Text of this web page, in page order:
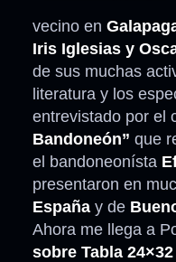
vecino en
Iris Iglesias y
de sus muchas
literatura y los
entrevistado por el
Bandoneón” que
el bandoneonísta
presentaron en
España y de
Ahora me llega a
sobre Tabla 24×32